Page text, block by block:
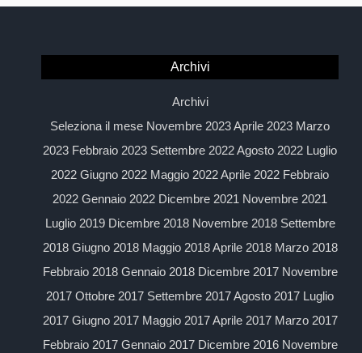
Archivi
Archivi
Seleziona il mese Novembre 2023 Aprile 2023 Marzo
2023 Febbraio 2023 Settembre 2022 Agosto 2022 Luglio
2022 Giugno 2022 Maggio 2022 Aprile 2022 Febbraio
2022 Gennaio 2022 Dicembre 2021 Novembre 2021
Luglio 2019 Dicembre 2018 Novembre 2018 Settembre
2018 Giugno 2018 Maggio 2018 Aprile 2018 Marzo 2018
Febbraio 2018 Gennaio 2018 Dicembre 2017 Novembre
2017 Ottobre 2017 Settembre 2017 Agosto 2017 Luglio
2017 Giugno 2017 Maggio 2017 Aprile 2017 Marzo 2017
Febbraio 2017 Gennaio 2017 Dicembre 2016 Novembre